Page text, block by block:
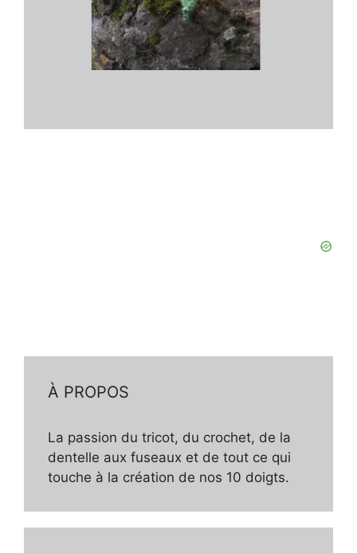
À PROPOS
La passion du tricot, du crochet, de la
dentelle aux fuseaux et de tout ce qui
touche à la création de nos 10 doigts.